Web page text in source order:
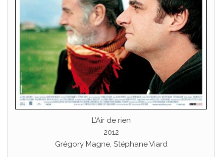
L’Air de rien
2012
Grégory Magne, Stéphane Viard